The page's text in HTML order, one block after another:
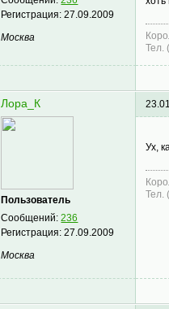
Регистрация:27.09.2009
Москва
Тел.
Лора_К
Пользователь
Сообщений:236
Регистрация:27.09.2009
Москва
Ух,
Тел.